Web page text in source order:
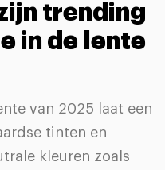
trending
in de lente
van 2025 laat een
tinten en
kleuren zoals